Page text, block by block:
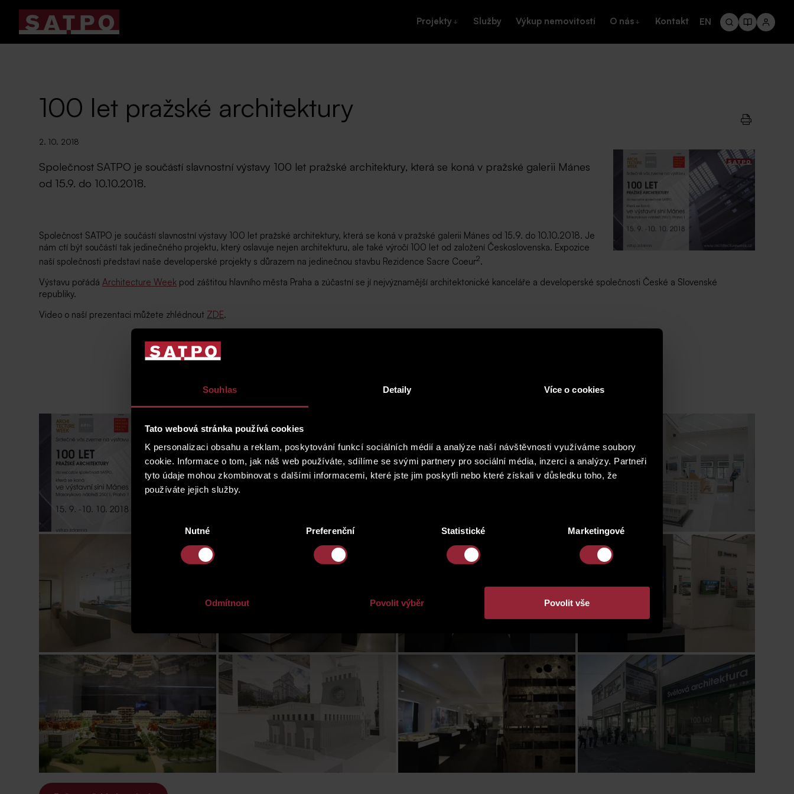
Souhlas Detaily Více o cookies
Tato webová stránka používá cookies
K personalizaci obsahu a reklam, poskytování funkcí sociálních médií a analýze naší návštěvnosti využíváme soubory
cookie. Informace o tom, jak náš web používáte, sdílíme se svými partnery pro sociální média, inzerci a analýzy. Partneři
tyto údaje mohou zkombinovat s dalšími informacemi, které jste jim poskytli nebo které získali v důsledku toho, že
používáte jejich služby.
Nutné Preferenční Statistické Marketingové
Odmítnout Povolit výběr Povolit vše
Projekty Služby Výkup nemovitostí O nás Kontakt EN
100 let pražské architektury
2. 10. 2018
Společnost SATPO je součástí slavnostní výstavy 100 let pražské architektury, která se koná v pražské galerii Mánes
od 15.9. do 10.10.2018.
Společnost SATPO je součástí slavnostní výstavy 100 let pražské architektury, která se koná v pražské galerii Mánes od 15.9. do 10.10.2018. Je
nám ctí být součástí tak jedinečného projektu, který oslavuje nejen architekturu, ale také výročí 100 let od založení Československa. Expozice
naší společnosti představí naše developerské projekty s důrazem na jedinečnou stavbu Rezidence Sacre Coeur2.
Výstavu pořádá Architecture Week pod záštitou hlavního města Praha a zúčastní se jí nejvýznamější architektonické kanceláře a developerské společnosti České a Slovenské
republiky.
Video o naší prezentaci můžete zhlédnout ZDE.